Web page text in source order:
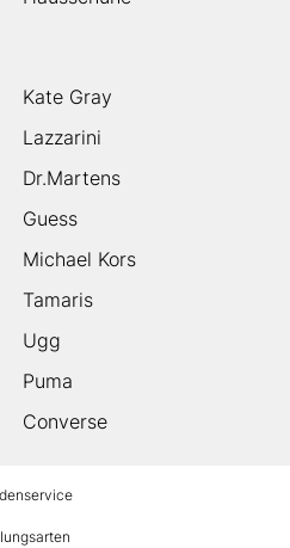
Kate Gray
Lazzarini
Dr.Martens
Guess
Michael Kors
Tamaris
Ugg
Puma
Converse